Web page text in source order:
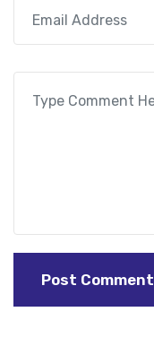
Post Comment